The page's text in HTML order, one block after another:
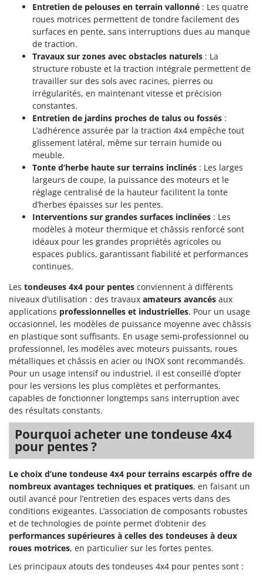
Yard Force
Zanon
Zephir
ZGrills
Zodiac
Zomax
Entretien de pelouses en terrain vallonné : Les quatre
roues motrices permettent de tondre facilement des
surfaces en pente, sans interruptions dues au manque
de traction.
Travaux sur zones avec obstacles naturels : La
structure robuste et la traction intégrale permettent de
travailler sur des sols avec racines, pierres ou
irrégularités, en maintenant vitesse et précision
constantes.
Entretien de jardins proches de talus ou fossés :
L’adhérence assurée par la traction 4x4 empêche tout
glissement latéral, même sur terrain humide ou
meuble.
Tonte d’herbe haute sur terrains inclinés : Les larges
largeurs de coupe, la puissance des moteurs et le
réglage centralisé de la hauteur facilitent la tonte
d’herbes épaisses sur les pentes.
Interventions sur grandes surfaces inclinées : Les
modèles à moteur thermique et châssis renforcé sont
idéaux pour les grandes propriétés agricoles ou
espaces publics, garantissant fiabilité et performances
continues.
Les tondeuses 4x4 pour pentes conviennent à différents
niveaux d’utilisation : des travaux amateurs avancés aux
applications professionnelles et industrielles. Pour un usage
occasionnel, les modèles de puissance moyenne avec châssis
en plastique sont suffisants. En usage semi-professionnel ou
professionnel, les modèles avec moteurs puissants, roues
métalliques et châssis en acier ou INOX sont recommandés.
Pour un usage intensif ou industriel, il est conseillé d’opter
pour les versions les plus complètes et performantes,
capables de fonctionner longtemps sans interruption avec
des résultats constants.
Pourquoi acheter une tondeuse 4x4
pour pentes ?
Le choix d’une tondeuse 4x4 pour terrains escarpés offre de
nombreux avantages techniques et pratiques, en faisant un
outil avancé pour l’entretien des espaces verts dans des
conditions exigeantes. L’association de composants robustes
et de technologies de pointe permet d’obtenir des
performances supérieures à celles des tondeuses à deux
roues motrices, en particulier sur les fortes pentes.
Les principaux atouts des tondeuses 4x4 pour pentes sont :